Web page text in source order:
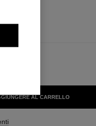
AL CARRELLO